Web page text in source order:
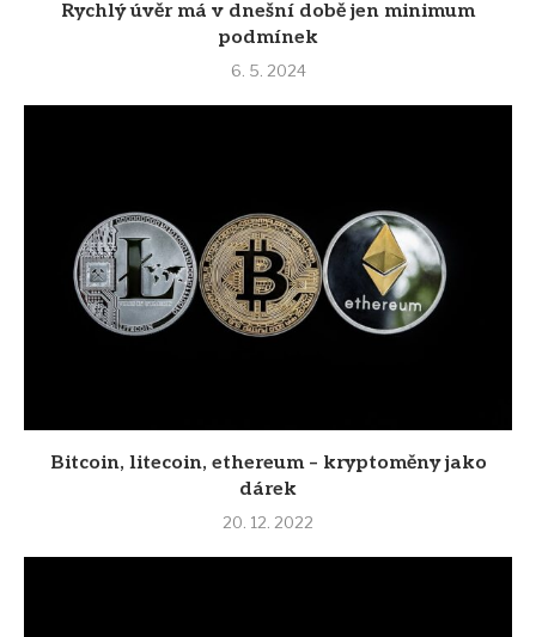
Rychlý úvěr má v dnešní době jen minimum
podmínek
6. 5. 2024
Bitcoin, litecoin, ethereum – kryptoměny jako
dárek
20. 12. 2022